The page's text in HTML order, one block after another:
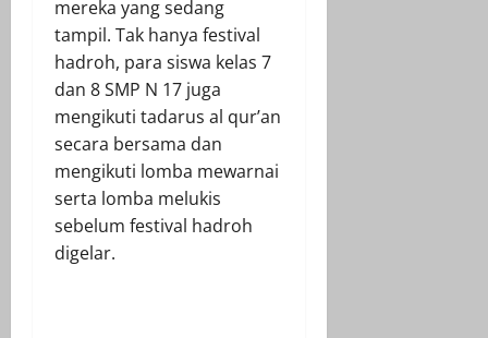
mereka yang sedang
tampil. Tak hanya festival
hadroh, para siswa kelas 7
dan 8 SMP N 17 juga
mengikuti tadarus al qur’an
secara bersama dan
mengikuti lomba mewarnai
serta lomba melukis
sebelum festival hadroh
digelar.